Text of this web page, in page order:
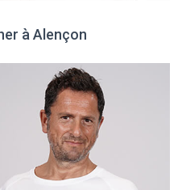
à Alençon